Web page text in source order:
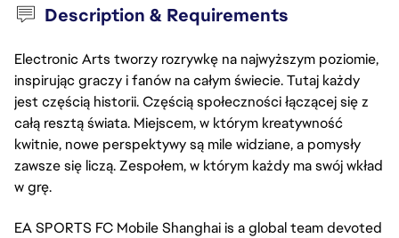
Description & Requirements
Electronic Arts tworzy rozrywkę na najwyższym poziomie,
inspirując graczy i fanów na całym świecie. Tutaj każdy
jest częścią historii. Częścią społeczności łączącej się z
całą resztą świata. Miejscem, w którym kreatywność
kwitnie, nowe perspektywy są mile widziane, a pomysły
zawsze się liczą. Zespołem, w którym każdy ma swój wkład
w grę.
EA SPORTS FC Mobile Shanghai is a global team devoted